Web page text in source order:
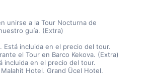
unirse a la Tour Nocturna de
guía. (Extra)
Está incluida en el precio del tour.
el Tour en Barco Kekova. (Extra)
incluida en el precio del tour.
Hotel, Grand Üçel Hotel,